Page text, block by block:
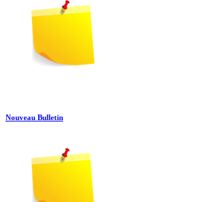
Nouveau Bulletin